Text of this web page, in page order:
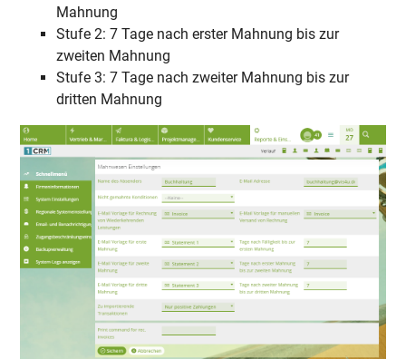
Mahnung
Stufe 2: 7 Tage nach erster Mahnung bis zur
zweiten Mahnung
Stufe 3: 7 Tage nach zweiter Mahnung bis zur
dritten Mahnung